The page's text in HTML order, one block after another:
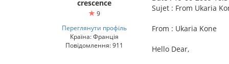
crescence
9
Переглянути профіль
Країна: Франція
Повідомлення: 911
Sujet : From Ukaria
From : Ukaria Kone
Hello Dear,